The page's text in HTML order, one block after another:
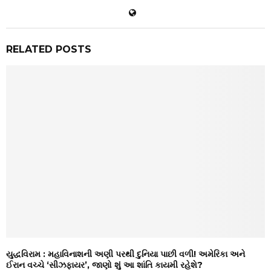
RELATED POSTS
યુદ્ધવિરામ : મહાવિનાશની અણી પરથી દુનિયા પાછી વળી! અમેરિકા અને
ઈરાન વચ્ચે ‘સીઝફાયર’, જાણો શું આ શાંતિ કાયમી રહેશે?